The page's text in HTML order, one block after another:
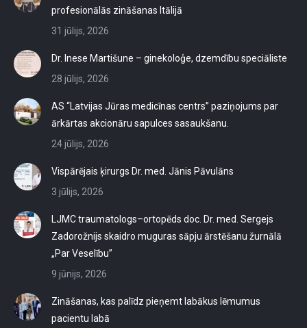
profesionālās zināšanas Itālijā
31 jūlijs, 2026
Dr. Inese Martišune – ginekoloģe, dzemdību speciāliste
28 jūlijs, 2026
AS “Latvijas Jūras medicīnas centrs” paziņojums par
ārkārtas akcionāru sapulces sasaukšanu.
24 jūlijs, 2026
Vispārējais ķirurgs Dr. med. Jānis Pāvulāns
3 jūlijs, 2026
LJMC traumatologs–ortopēds doc. Dr. med. Sergejs
Zadorožnijs skaidro muguras sāpju ārstēšanu žurnālā
„Par Veselību”
9 jūnijs, 2026
Zināšanas, kas palīdz pieņemt labākus lēmumus
pacientu labā